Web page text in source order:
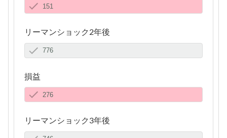
リーマンショック2年後
損益
リーマンショック3年後